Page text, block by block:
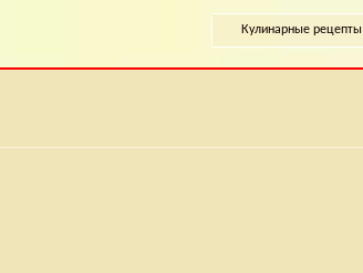
Кулинарные рецепты